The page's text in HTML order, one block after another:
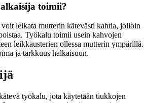
toimii?
leikata mutterin kätevästi kahtia, jolloin
Työkalu toimii usein kahvojen
leikkausterien ollessa mutterin ympärillä.
ja tarkkuus halkaisuun.
työkalu, jota käytetään tiukkojen